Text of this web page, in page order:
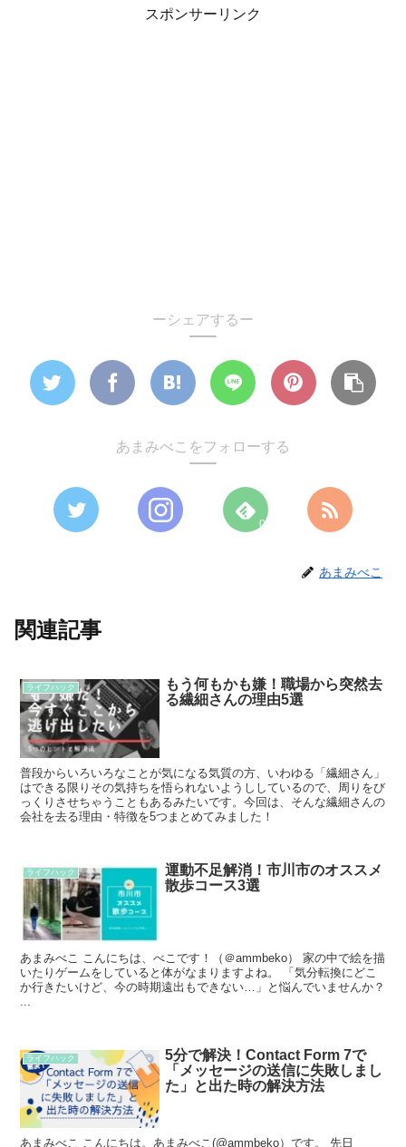
スポンサーリンク
ーシェアするー
あまみべこをフォローする
0
あまみべこ
関連記事
ライフハック
もう何もかも嫌！職場から突然去
る繊細さんの理由5選
普段からいろいろなことが気になる気質の方、いわゆる「繊細さん」
はできる限りその気持ちを悟られないようししているので、周りをび
っくりさせちゃうこともあるみたいです。今回は、そんな繊細さんの
会社を去る理由・特徴を5つまとめてみました！
ライフハック
運動不足解消！市川市のオススメ
散歩コース3選
あまみべこ こんにちは、べこです！（＠ammbeko） 家の中で絵を描
いたりゲームをしていると体がなまりますよね。 「気分転換にどこ
か行きたいけど、今の時期遠出もできない…」と悩んでいませんか？
ライフハック
5分で解決！Contact Form 7で
「メッセージの送信に失敗しまし
た」と出た時の解決方法
あまみべこ こんにちは。あまみべこ(@ammbeko）です。 先日